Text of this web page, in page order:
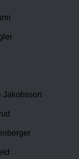
Jakobsson